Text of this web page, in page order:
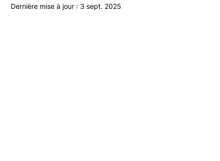
Dernière mise à jour : 3 sept. 2025